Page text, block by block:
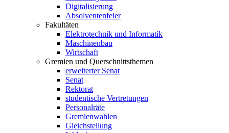
Digitalisierung
Absolventenfeier
Fakultäten
Elektrotechnik und Informatik
Maschinenbau
Wirtschaft
Gremien und Querschnittsthemen
erweiterter Senat
Senat
Rektorat
studentische Vertretungen
Personalräte
Gremienwahlen
Gleichstellung